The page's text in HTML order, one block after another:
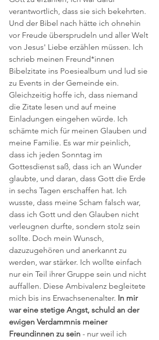
verantwortlich, dass sie sich bekehrten.
Und der Bibel nach hätte ich ohnehin
vor Freude übersprudeln und aller Welt
von Jesus' Liebe erzählen müssen. Ich
schrieb meinen Freund*innen
Bibelzitate ins Poesiealbum und lud sie
zu Events in der Gemeinde ein.
Gleichzeitig hoffe ich, dass niemand
die Zitate lesen und auf meine
Einladungen eingehen würde. Ich
schämte mich für meinen Glauben und
meine Familie. Es war mir peinlich,
dass ich jeden Sonntag im
Gottesdienst saß, dass ich an Wunder
glaubte, und daran, dass Gott die Erde
in sechs Tagen erschaffen hat. Ich
wusste, dass meine Scham falsch war,
dass ich Gott und den Glauben nicht
verleugnen durfte, sondern stolz sein
sollte. Doch mein Wunsch,
dazuzugehören und anerkannt zu
werden, war stärker. Ich wollte einfach
nur ein Teil ihrer Gruppe sein und nicht
auffallen. Diese Ambivalenz begleitete
mich bis ins Erwachsenenalter. In mir
war eine stetige Angst, schuld an der
ewigen Verdammnis meiner
Freundinnen zu sein - nur weil ich